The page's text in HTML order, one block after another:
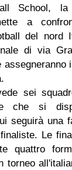
School, la
a
del nord
di via
assegneranno
sei
che si
seguirà una
Le
quattro
torneo